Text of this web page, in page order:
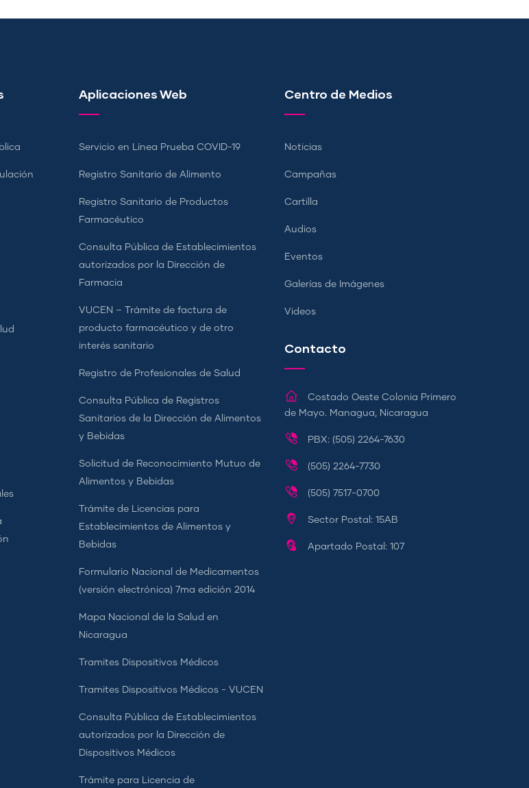
Aplicaciones Web
Servicio en Línea Prueba COVID-19
Registro Sanitario de Alimento
Registro Sanitario de Productos
Farmacéutico
Consulta Pública de Establecimientos
autorizados por la Dirección de
Farmacia
VUCEN – Trámite de factura de
producto farmacéutico y de otro
interés sanitario
Registro de Profesionales de Salud
Consulta Pública de Registros
Sanitarios de la Dirección de Alimentos
y Bebidas
Solicitud de Reconocimiento Mutuo de
Alimentos y Bebidas
Trámite de Licencias para
Establecimientos de Alimentos y
Bebidas
Formulario Nacional de Medicamentos
(versión electrónica) 7ma edición 2014
Mapa Nacional de la Salud en
Nicaragua
Tramites Dispositivos Médicos
Tramites Dispositivos Médicos - VUCEN
Consulta Pública de Establecimientos
autorizados por la Dirección de
Dispositivos Médicos
Trámite para Licencia de
Centro de Medios
Noticias
Campañas
Cartilla
Audios
Eventos
Galerías de Imágenes
Videos
Contacto
Costado Oeste Colonia Primero
de Mayo. Managua, Nicaragua
PBX: (505) 2264-7630
(505) 2264-7730
(505) 7517-0700
Sector Postal: 15AB
Apartado Postal: 107